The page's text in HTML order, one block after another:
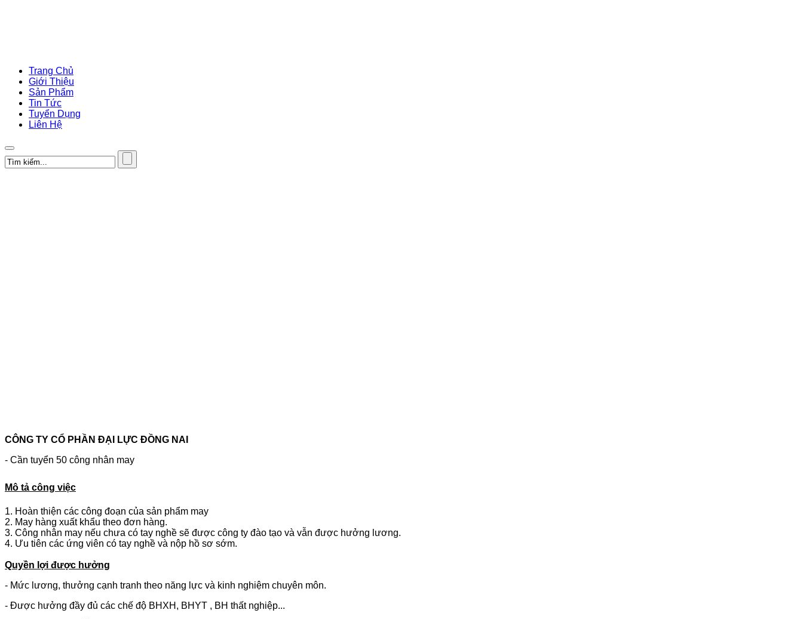
Trang Chủ
Giới Thiệu
Sản Phẩm
Tin Tức
Tuyển Dụng
Liên Hệ
CÔNG TY CỔ PHẦN ĐẠI LỰC ĐỒNG NAI
- Cần tuyển 50 công nhân may
Mô tả công việc
1. Hoàn thiện các công đoạn của sản phẩm may
2. May hàng xuất khẩu theo đơn hàng.
3. Công nhân may nếu chưa có tay nghề sẽ được công ty đào tạo và vẫn được hưởng lương.
4. Ưu tiên các ứng viên có tay nghề và nộp hồ sơ sớm.
Quyền lợi được hưởng
- Mức lương, thưởng cạnh tranh theo năng lực và kinh nghiệm chuyên môn.
- Được hưởng đầy đủ các chế độ BHXH, BHYT , BH thất nghiệp...